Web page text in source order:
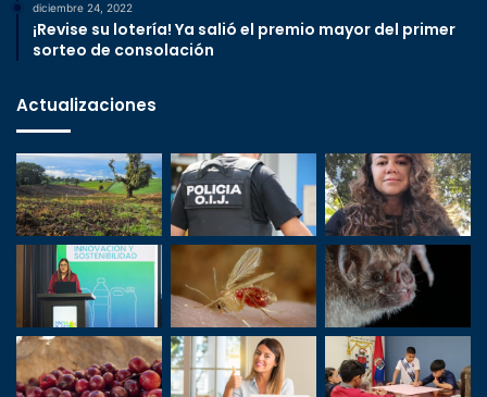
diciembre 24, 2022
¡Revise su lotería! Ya salió el premio mayor del primer
sorteo de consolación
Actualizaciones